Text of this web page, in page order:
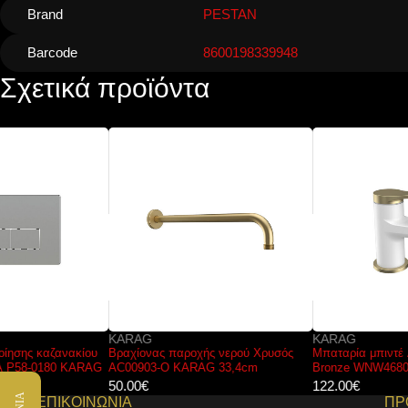
Brand PESTAN
Barcode 8600198339948
Σχετικά προϊόντα
Βραχίονας παροχής νερού Χρυσός
AC00903-O KARAG 33,4cm
Μπαταρία μπιντέ ANDARE Bianco
Bronze WNW468073PH-B KARAG
ΕΠΙΚΟΙΝΩΝΙΑ